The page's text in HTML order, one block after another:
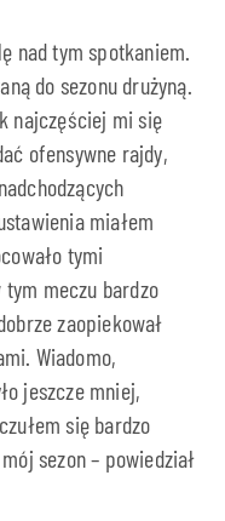
nad tym spotkaniem.
do sezonu drużyną.
najczęściej mi się
ofensywne rajdy,
miałem
tymi
meczu bardzo
zaopiekował
Wiadomo,
jeszcze mniej,
się bardzo
sezon – powiedział